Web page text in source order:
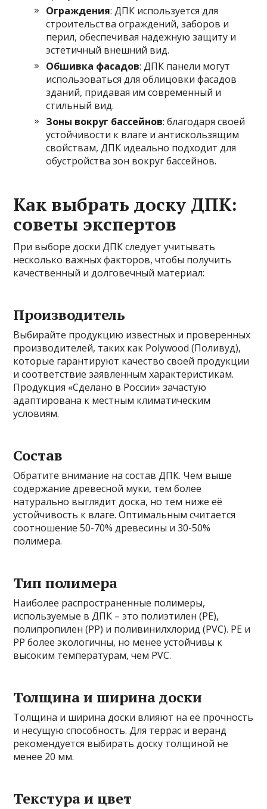
Ограждения: ДПК используется для
строительства ограждений, заборов и
перил, обеспечивая надежную защиту и
эстетичный внешний вид.
Обшивка фасадов: ДПК панели могут
использоваться для облицовки фасадов
зданий, придавая им современный и
стильный вид.
Зоны вокруг бассейнов: благодаря своей
устойчивости к влаге и антискользящим
свойствам, ДПК идеально подходит для
обустройства зон вокруг бассейнов.
Как выбрать доску ДПК:
советы экспертов
При выборе доски ДПК следует учитывать
несколько важных факторов, чтобы получить
качественный и долговечный материал:
Производитель
Выбирайте продукцию известных и проверенных
производителей, таких как Polywood (Поливуд),
которые гарантируют качество своей продукции
и соответствие заявленным характеристикам.
Продукция «Сделано в России» зачастую
адаптирована к местным климатическим
условиям.
Состав
Обратите внимание на состав ДПК. Чем выше
содержание древесной муки, тем более
натурально выглядит доска, но тем ниже её
устойчивость к влаге. Оптимальным считается
соотношение 50-70% древесины и 30-50%
полимера.
Тип полимера
Наиболее распространенные полимеры,
используемые в ДПК – это полиэтилен (PE),
полипропилен (PP) и поливинилхлорид (PVC). PE и
PP более экологичны, но менее устойчивы к
высоким температурам, чем PVC.
Толщина и ширина доски
Толщина и ширина доски влияют на её прочность
и несущую способность. Для террас и веранд
рекомендуется выбирать доску толщиной не
менее 20 мм.
Текстура и цвет